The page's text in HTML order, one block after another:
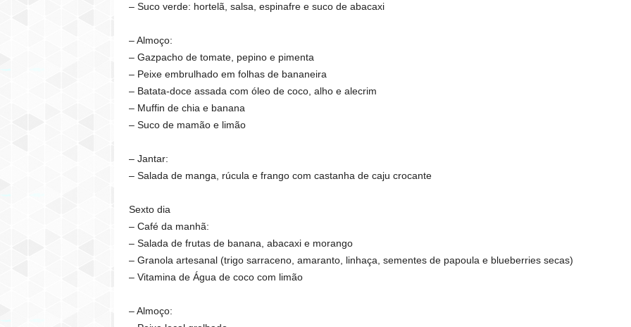
– Suco verde: hortelã, salsa, espinafre e suco de abacaxi
– Almoço:
– Gazpacho de tomate, pepino e pimenta
– Peixe embrulhado em folhas de bananeira
– Batata-doce assada com óleo de coco, alho e alecrim
– Muffin de chia e banana
– Suco de mamão e limão
– Jantar:
– Salada de manga, rúcula e frango com castanha de caju crocante
Sexto dia
– Café da manhã:
– Salada de frutas de banana, abacaxi e morango
– Granola artesanal (trigo sarraceno, amaranto, linhaça, sementes de papoula e blueberries secas)
– Vitamina de Água de coco com limão
– Almoço: